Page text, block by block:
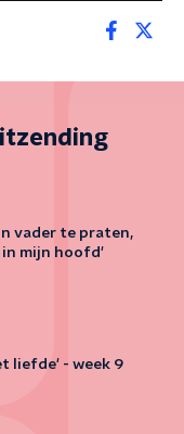
vader te praten,
in mijn hoofd'
liefde' - week 9